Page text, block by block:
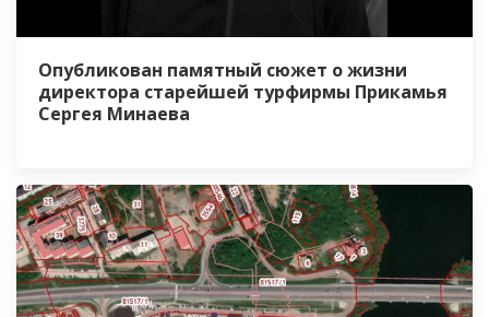
Опубликован памятный сюжет о жизни
директора старейшей турфирмы Прикамья
Сергея Минаева